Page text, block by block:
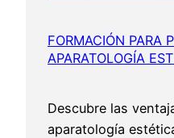
FORMACIÓN PARA
APARATOLOGÍA
Descubre las
aparatología